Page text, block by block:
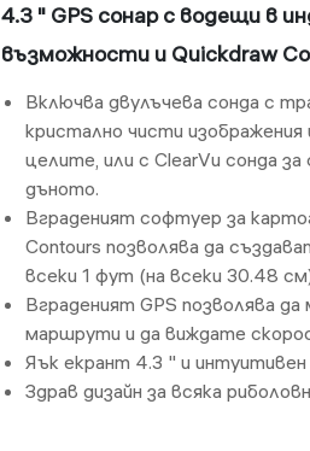
4.3 " GPS сонар с водещи в
възможности и Quickdraw
Включва двулъчева сонда с
кристално чисти
целите, или с ClearVu сонда
дъното.
Вграденият софтуер за
Contours позволява да
всеки 1 фут (на всеки 30.48
Вграденият GPS позволява
маршрути и да виждате
Яък екрант 4.3 " и
Здрав дизайн за всяка